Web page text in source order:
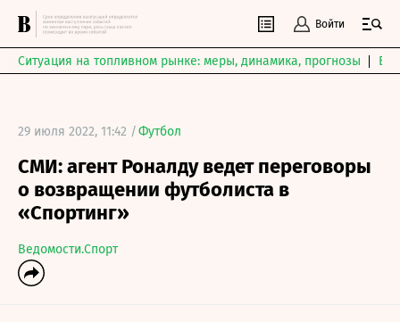
Войти
Ситуация на топливном рынке: меры, динамика, прогнозы
29 июля 2022, 11:42 /Футбол
СМИ: агент Роналду ведет переговоры
о возвращении футболиста в
«Спортинг»
Ведомости.Спорт